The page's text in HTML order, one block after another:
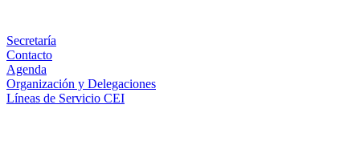
Secretaría
Contacto
Agenda
Organización y Delegaciones
Líneas de Servicio CEI